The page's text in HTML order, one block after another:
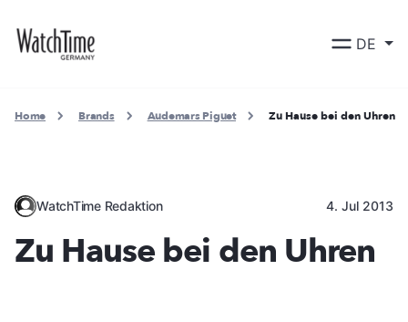
DE
Home Brands Audemars Piguet Zu Hause bei den Uhren
WatchTime Redaktion 4. Jul 2013
Zu Hause bei den Uhren